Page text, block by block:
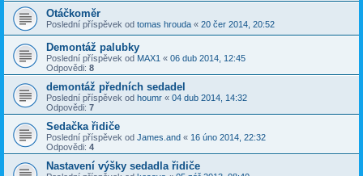
Otáčkoměr
Poslední příspěvek od tomas hrouda « 20 čer 2014, 20:52
Demontáž palubky
Poslední příspěvek od MAX1 « 06 dub 2014, 12:45
Odpovědi: 8
demontáž předních sedadel
Poslední příspěvek od houmr « 04 dub 2014, 14:32
Odpovědi: 7
Sedačka řidiče
Poslední příspěvek od James.and « 16 úno 2014, 22:32
Odpovědi: 4
Nastavení výšky sedadla řidiče